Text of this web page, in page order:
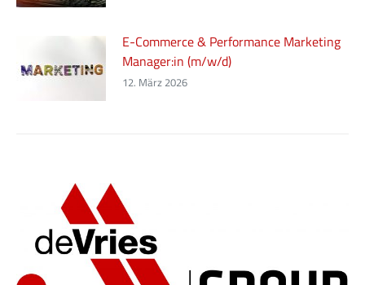
E-Commerce & Performance Marketing
Manager:in (m/w/d)
12. März 2026